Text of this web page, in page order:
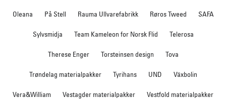
Oleana På Stell Rauma Ullvarefabrikk Røros Tweed SAFA
Sylvsmidja Team Kameleon for Norsk Flid Telerosa
Therese Enger Torsteinsen design Tova
Trøndelag materialpakker Tyrihans UND Växbolin
Vera&William Vestagder materialpakker Vestfold materialpakker